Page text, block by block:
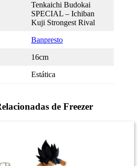
Tenkaichi Budokai
SPECIAL – Ichiban
Kuji Strongest Rival
Banpresto
16cm
Estática
de Freezer